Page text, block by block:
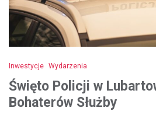
Inwestycje Wydarzenia
Święto Policji w
Bohaterów Służby